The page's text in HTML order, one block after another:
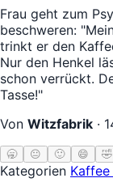
Frau geht zum
beschweren:
trinkt er den
Nur den Henkel
schon verrückt.
Tasse!"
Von Witzfabrik ·
🥱 😐 🙂 😄 🤣
Kategorien